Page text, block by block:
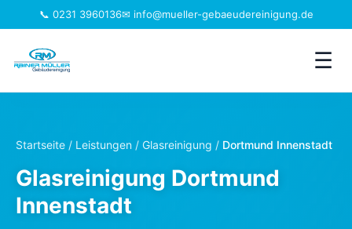
📞 0231 3960136✉ info@mueller-gebaeudereinigung.de
☰
Jobs
Startseite / Leistungen / Glasreinigung / Dortmund Innenstadt
Glasreinigung Dortmund
Innenstadt